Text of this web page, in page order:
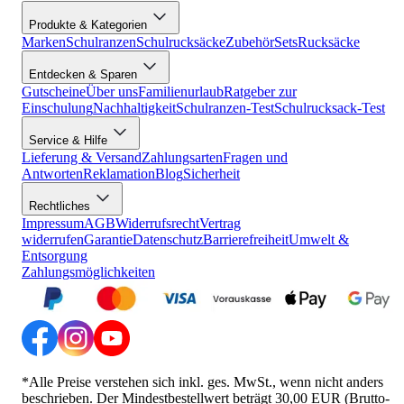
Produkte & Kategorien
MarkenSchulranzenSchulrucksäckeZubehörSetsRucksäcke
Entdecken & Sparen
GutscheineÜber unsFamilienurlaubRatgeber zur
EinschulungNachhaltigkeitSchulranzen-TestSchulrucksack-Test
Service & Hilfe
Lieferung & VersandZahlungsartenFragen und
AntwortenReklamationBlogSicherheit
Rechtliches
ImpressumAGBWiderrufsrechtVertrag
widerrufenGarantieDatenschutzBarrierefreiheitUmwelt &
Entsorgung
Zahlungsmöglichkeiten
*Alle Preise verstehen sich inkl. ges. MwSt., wenn nicht anders
beschrieben. Der Mindestbestellwert beträgt 30,00 EUR (Brutto-